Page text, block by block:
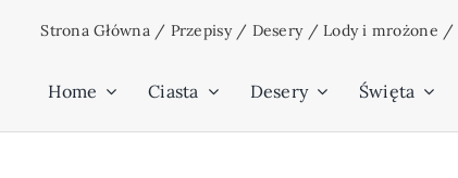
Strona Główna/ Przepisy/ Desery/Lody i mrożone /
Home Ciasta Desery Święta